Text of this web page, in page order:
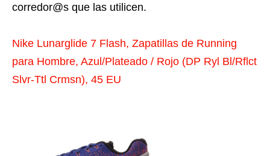
corredor@s que las utilicen.
Nike Lunarglide 7 Flash, Zapatillas de Running
para Hombre, Azul/Plateado / Rojo (DP Ryl Bl/Rflct
Slvr-Ttl Crmsn), 45 EU